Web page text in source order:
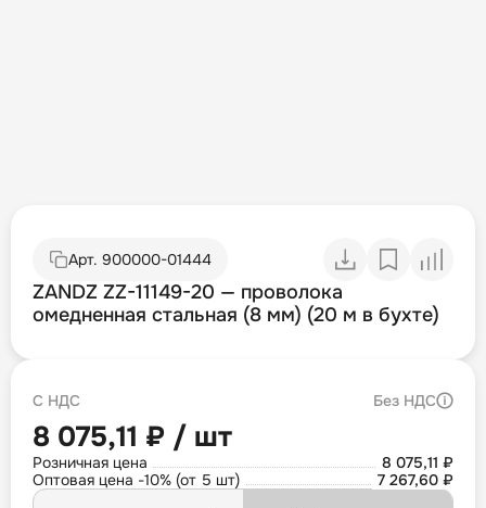
Арт. 900000-01444
ZANDZ ZZ-11149-20 — проволока
омедненная стальная (8 мм) (20 м в бухте)
С НДС Без НДС
8 075,11 ₽ / шт
Розничная цена
8 075,11 ₽
Оптовая цена -10% (от 5 шт)
7 267,60 ₽